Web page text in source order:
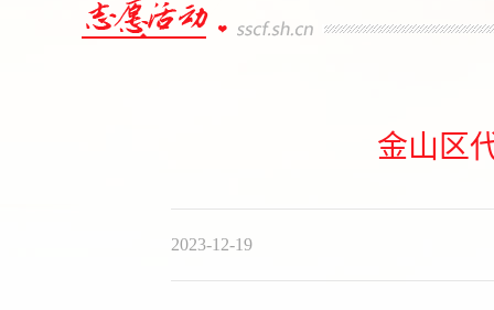
金山区
2023-12-19